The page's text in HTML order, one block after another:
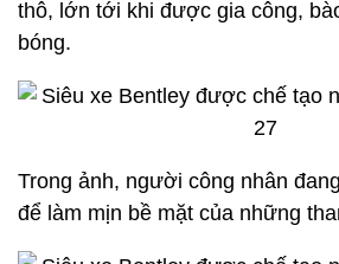
thô, lớn tới khi được gia công,
bóng.
Trong ảnh, người công nhân
để làm mịn bề mặt của những